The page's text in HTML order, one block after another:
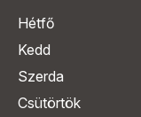
Hétfő
Kedd
Szerda
Csütörtök